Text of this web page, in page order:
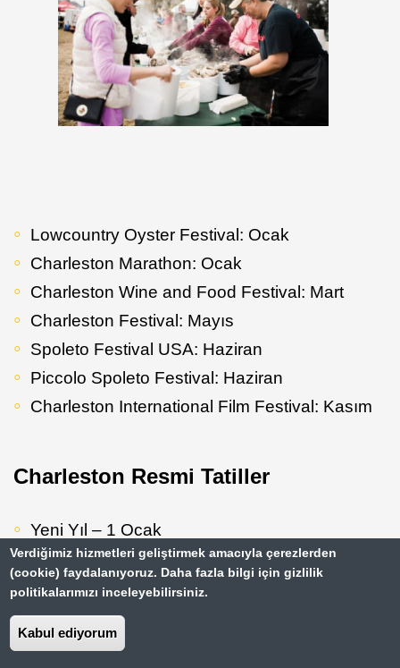
Lowcountry Oyster Festival: Ocak
Charleston Marathon: Ocak
Charleston Wine and Food Festival: Mart
Charleston Festival: Mayıs
Spoleto Festival USA: Haziran
Piccolo Spoleto Festival: Haziran
Charleston International Film Festival: Kasım
Charleston Resmi Tatiller
Yeni Yıl – 1 Ocak
Martin Luther King Jr. Günü – 19 Ocak
Başkan’ın Günü – 15 Şubat
Anma Günü – 30 Mayıs
Bağımsızlık Günü – 4 Temmuz
Verdiğimiz hizmetleri geliştirmek amacıyla çerezlerden
(cookie) faydalanıyoruz. Daha fazla bilgi için gizlilik
politikalarımızı inceleyebilirsiniz.
Kabul ediyorum